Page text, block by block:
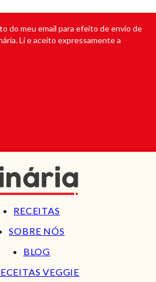
do meu email para efeito de envio de
Li e aceito expressamente a
RECEITAS
SOBRE NÓS
BLOG
VEGGIE